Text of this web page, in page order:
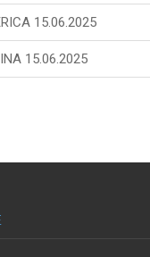
15.06.2025
15.06.2025